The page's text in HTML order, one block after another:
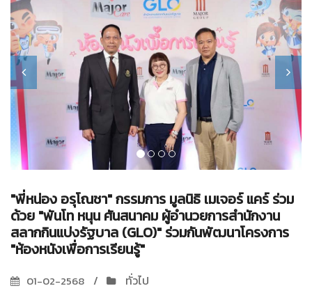
"พี่หน่อง อรุโณชา" กรรมการ มูลนิธิ เมเจอร์ แคร์ ร่วม
ด้วย "พันโท หนุน ศันสนาคม ผู้อำนวยการสำนักงาน
สลากกินแบ่งรัฐบาล (GLO)" ร่วมกันพัฒนาโครงการ
"ห้องหนังเพื่อการเรียนรู้"
01-02-2568 ทั่วไป